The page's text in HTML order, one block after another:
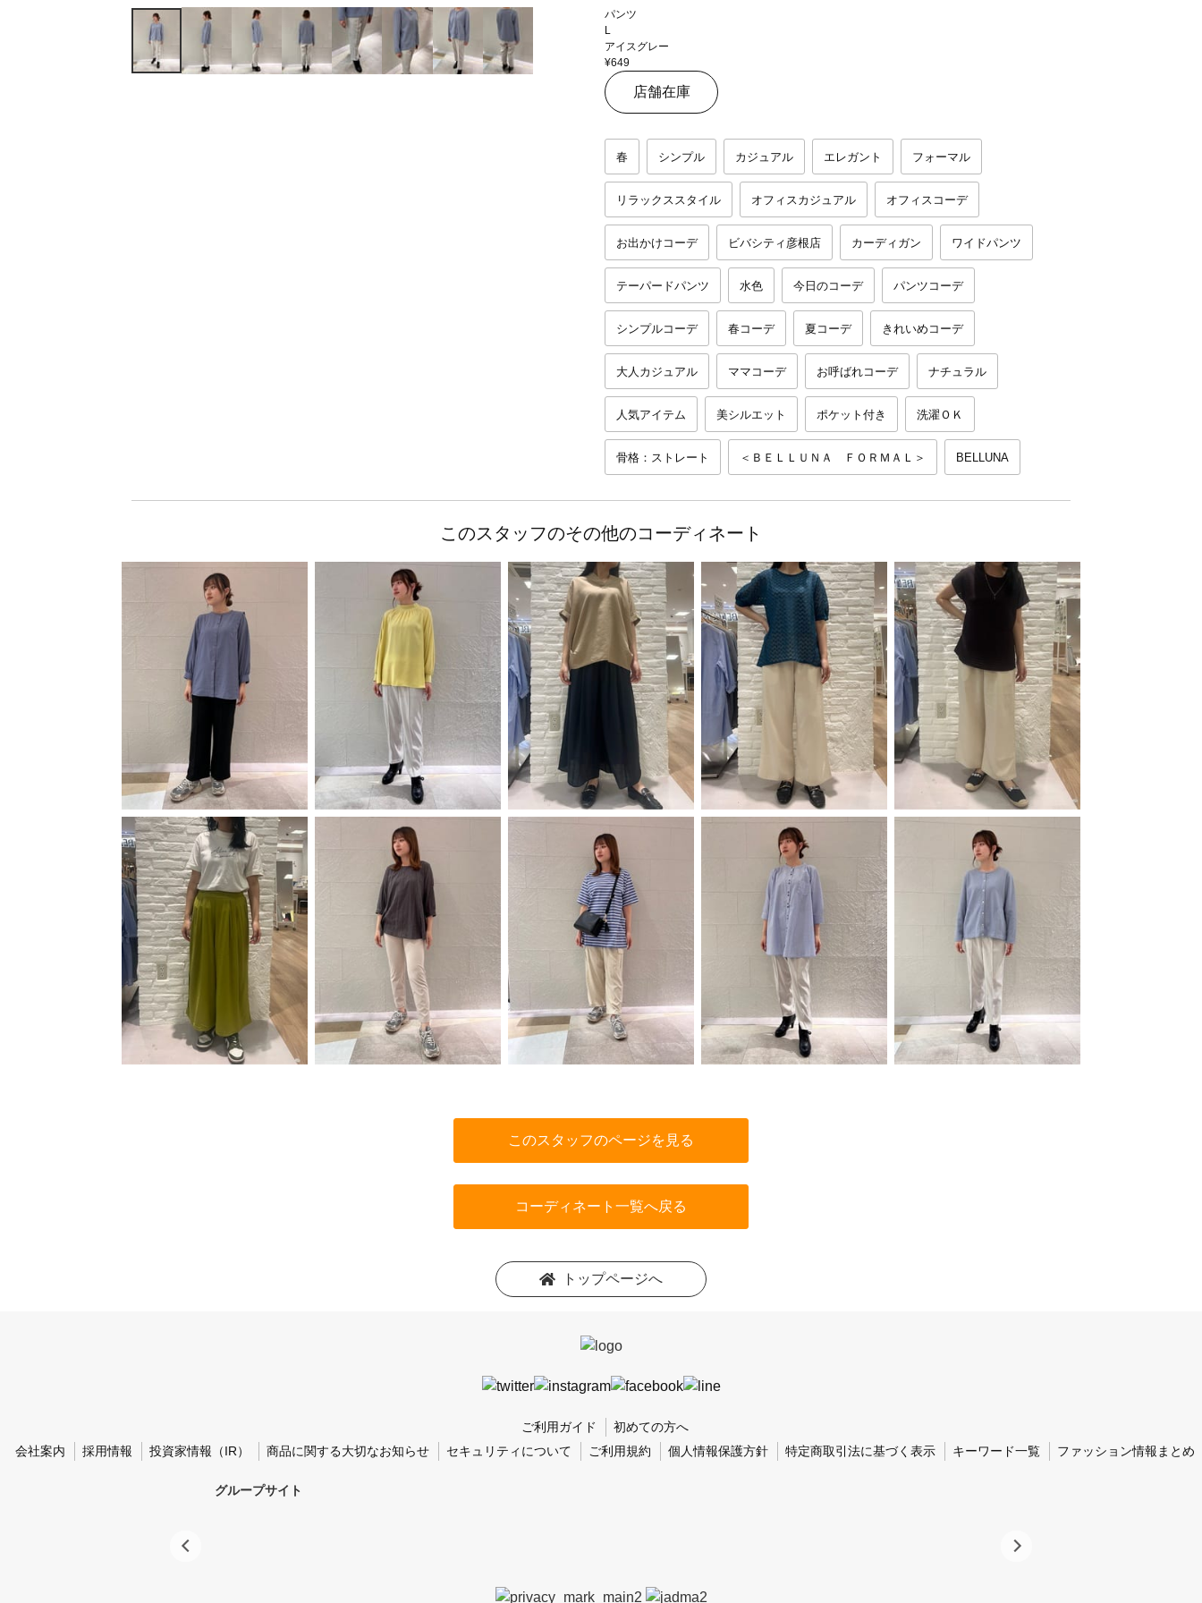
パンツ
L
アイスグレー
¥649
店舗在庫
春 シンプル カジュアル エレガント フォーマル
リラックススタイル オフィスカジュアル オフィスコーデ
お出かけコーデ ビバシティ彦根店 カーディガン ワイドパンツ
テーパードパンツ 水色 今日のコーデ パンツコーデ
シンプルコーデ 春コーデ 夏コーデ きれいめコーデ
大人カジュアル ママコーデ お呼ばれコーデ ナチュラル
人気アイテム 美シルエット ポケット付き 洗濯ＯＫ
骨格：ストレート ＜ＢＥＬＬＵＮＡ ＦＯＲＭＡＬ＞ BELLUNA
このスタッフのその他のコーディネート
このスタッフのページを見る
コーディネート一覧へ戻る
トップページへ
ご利用ガイド
初めての方へ
会社案内
採用情報 投資家情報（IR） 商品に関する大切なお知らせ セキュリティについて ご利用規約 個人情報保護方針 特定商取引法に基づく表示 キーワード一覧 ファッション情報まとめ
グループサイト